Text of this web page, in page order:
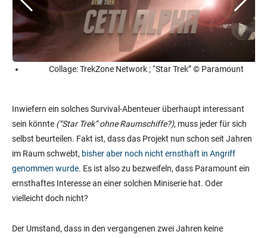
Collage: TrekZone Network ; “Star Trek” © Paramount
Inwiefern ein solches Survival-Abenteuer überhaupt interessant
sein könnte (“Star Trek” ohne Raumschiffe?), muss jeder für sich
selbst beurteilen. Fakt ist, dass das Projekt nun schon seit Jahren
im Raum schwebt, bisher aber noch nicht ernsthaft in Angriff
genommen wurde. Es ist also zu bezweifeln, dass Paramount ein
ernsthaftes Interesse an einer solchen Miniserie hat. Oder
vielleicht doch nicht?
Der Umstand, dass in den vergangenen zwei Jahren keine